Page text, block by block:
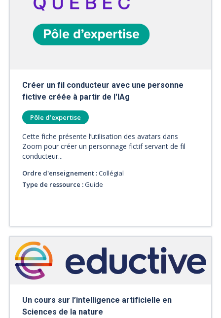
Créer un fil conducteur avec une personne
fictive créée à partir de l'IAg
Pôle d’expertise
Cette fiche présente l’utilisation des avatars dans
Zoom pour créer un personnage fictif servant de fil
conducteur...
Ordre d'enseignement :Collégial
Type de ressource :Guide
Un cours sur l’intelligence artificielle en
Sciences de la nature